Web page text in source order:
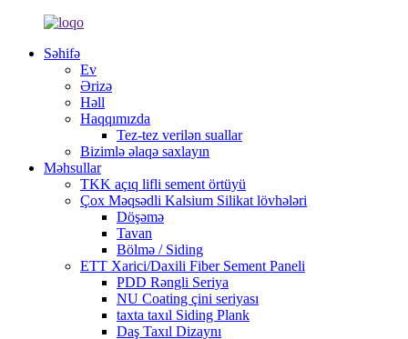
Səhifə
Ev
Ərizə
Həll
Haqqımızda
Tez-tez verilən suallar
Bizimlə əlaqə saxlayın
Məhsullar
TKK açıq lifli sement örtüyü
Çox Məqsədli Kalsium Silikat lövhələri
Döşəmə
Tavan
Bölmə / Siding
ETT Xarici/Daxili Fiber Sement Paneli
PDD Rəngli Seriya
NU Coating çini seriyası
taxta taxıl Siding Plank
Daş Taxıl Dizaynı